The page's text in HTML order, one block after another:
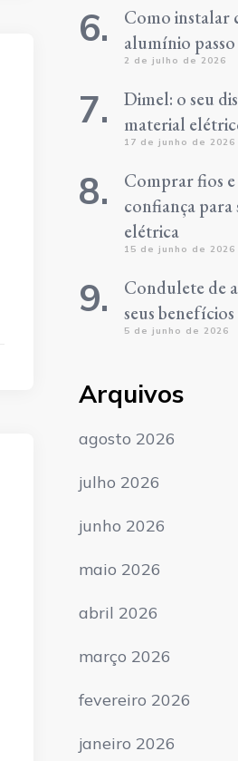
Como instalar
alumínio passo
2 de julho de 2026
Dimel: o seu
material
17 de junho de 2026
Comprar fios
confiança para
elétrica
15 de junho de 2026
Condulete de
seus
5 de junho de 2026
Arquivos
agosto 2026
julho 2026
junho 2026
maio 2026
abril 2026
março 2026
fevereiro 2026
janeiro 2026